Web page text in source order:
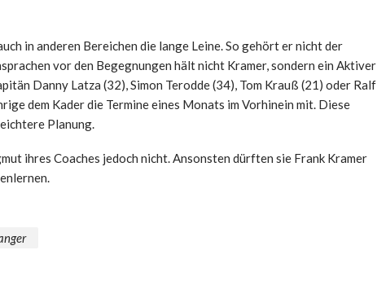
in anderen Bereichen die lange Leine. So gehört er nicht der
vor den Begegnungen hält nicht Kramer, sondern ein Aktiver
Danny Latza (32), Simon Terodde (34), Tom Krauß (21) oder Ralf
dem Kader die Termine eines Monats im Vorhinein mit. Diese
Planung.
ihres Coaches jedoch nicht. Ansonsten dürften sie Frank Kramer